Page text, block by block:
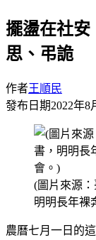
擺盪在社安
思、弔詭
作者王順民
發布日期2022年8
(圖片來源
明明長年裸
農曆七月一日的